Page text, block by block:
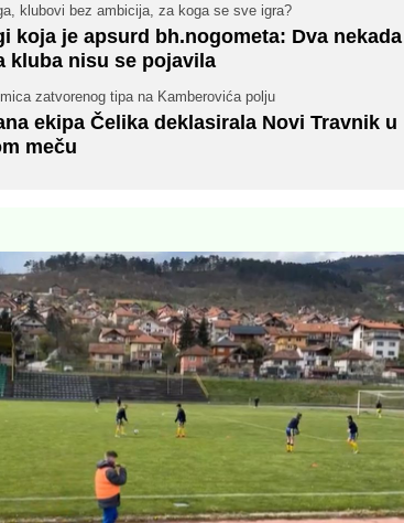
klubovi bez ambicija, za koga se sve igra?
koja je apsurd bh.nogometa: Dva nekada
kluba nisu se pojavila
zatvorenog tipa na Kamberovića polju
ekipa Čelika deklasirala Novi Travnik u
meču